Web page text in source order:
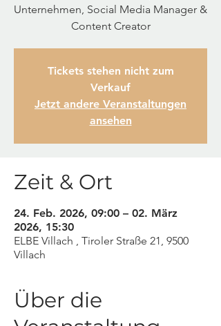
Unternehmen, Social Media Manager &
Content Creator
Tickets stehen nicht zum
Verkauf
Jetzt andere Veranstaltungen
ansehen
Zeit & Ort
24. Feb. 2026, 09:00 – 02. März
2026, 15:30
ELBE Villach , Tiroler Straße 21, 9500
Villach
Über die